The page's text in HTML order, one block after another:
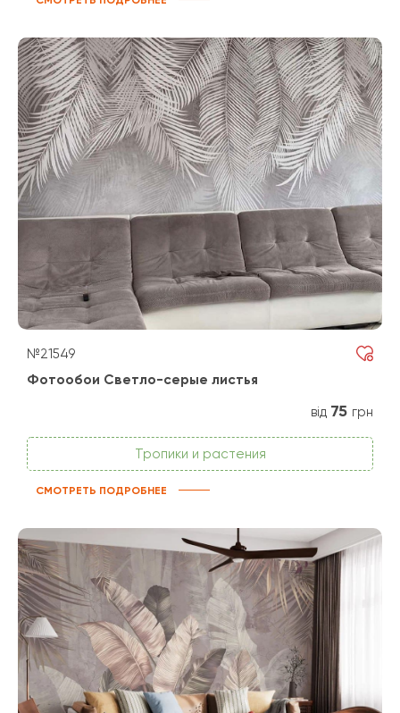
№21549
Фотообои Светло-серые листья
від 75 грн
Тропики и растения
СМОТРЕТЬ ПОДРОБНЕЕ